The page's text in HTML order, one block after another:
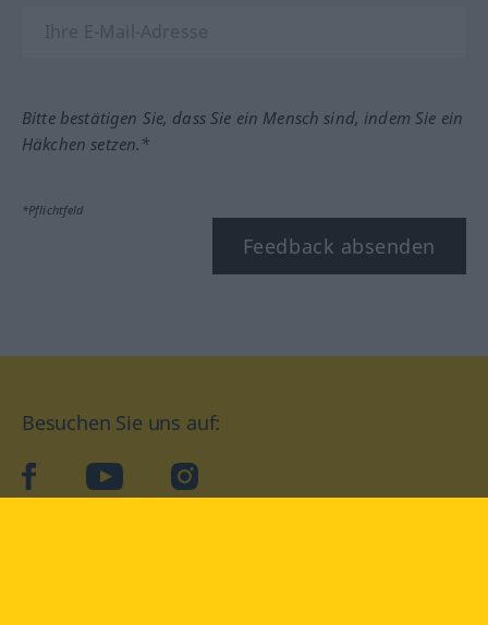
Bitte bestätigen Sie, dass Sie ein Mensch sind, indem Sie ein
Häkchen setzen.*
*Pflichtfeld
Feedback absenden
Besuchen Sie uns auf:
facebookYouTube Instagram